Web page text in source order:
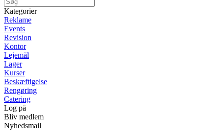
Kategorier
Reklame
Events
Revision
Kontor
Lejemål
Lager
Kurser
Beskæftigelse
Rengøring
Catering
Log på
Bliv medlem
Nyhedsmail